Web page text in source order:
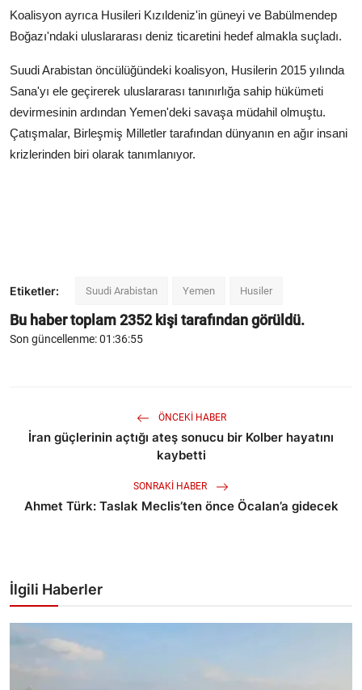
Koalisyon ayrıca Husileri Kızıldeniz'in güneyi ve Babülmendep
Boğazı'ndaki uluslararası deniz ticaretini hedef almakla suçladı.
Suudi Arabistan öncülüğündeki koalisyon, Husilerin 2015 yılında
Sana'yı ele geçirerek uluslararası tanınırlığa sahip hükümeti
devirmesinin ardından Yemen'deki savaşa müdahil olmuştu.
Çatışmalar, Birleşmiş Milletler tarafından dünyanın en ağır insani
krizlerinden biri olarak tanımlanıyor.
Etiketler: Suudi Arabistan Yemen Husiler
Bu haber toplam2352kişi tarafından görüldü.
Son güncellenme: 01:36:55
ÖNCEKI HABER
İran güçlerinin açtığı ateş sonucu bir Kolber hayatını
kaybetti
SONRAKI HABER
Ahmet Türk: Taslak Meclis’ten önce Öcalan’a gidecek
İlgili Haberler